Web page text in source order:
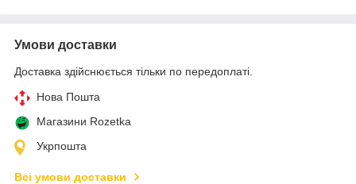
Умови доставки
Доставка здійснюється тільки по передоплаті.
Нова Пошта
Магазини Rozetka
Укрпошта
Всі умови доставки